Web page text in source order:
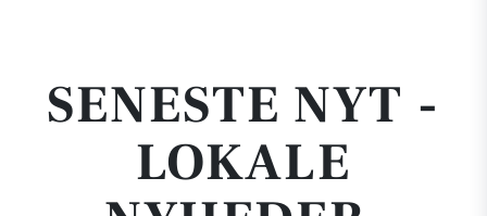
SENESTE NYT -
LOKALE